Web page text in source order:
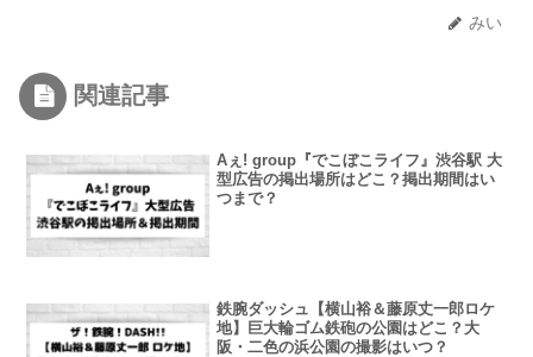
みい
関連記事
Aぇ! group『でこぼこライフ』渋谷駅 大
型広告の掲出場所はどこ？掲出期間はい
つまで？
鉄腕ダッシュ【横山裕＆藤原丈一郎ロケ
地】巨大輪ゴム鉄砲の公園はどこ？大
阪・二色の浜公園の撮影はいつ？